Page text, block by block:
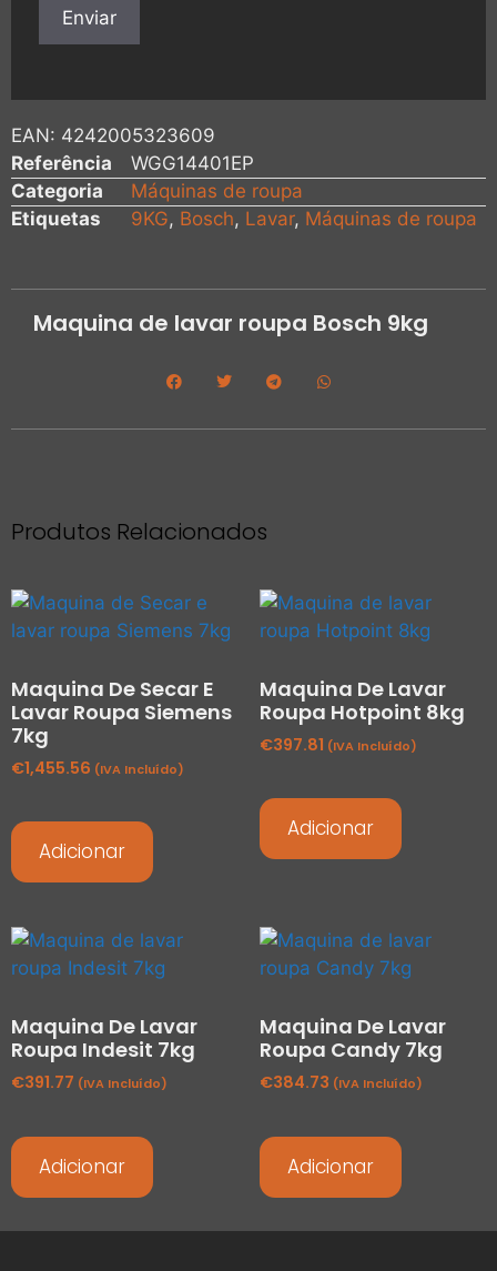
EAN: 4242005323609
Referência
WGG14401EP
Categoria
Máquinas de roupa
Etiquetas
9KG, Bosch, Lavar, Máquinas de roupa
Maquina de lavar roupa Bosch 9kg
Produtos Relacionados
Maquina De Secar E
Lavar Roupa Siemens
7kg
€1,455.56 (IVA Incluído)
Adicionar
Maquina De Lavar
Roupa Hotpoint 8kg
€397.81 (IVA Incluído)
Adicionar
Maquina De Lavar
Roupa Indesit 7kg
€391.77 (IVA Incluído)
Adicionar
Maquina De Lavar
Roupa Candy 7kg
€384.73 (IVA Incluído)
Adicionar